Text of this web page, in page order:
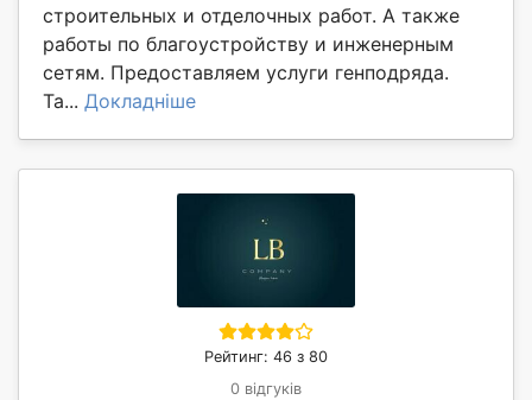
строительных и отделочных работ. А также
работы по благоустройству и инженерным
сетям. Предоставляем услуги генподряда.
Та... Докладніше
Рейтинг: 46 з 80
0 відгуків